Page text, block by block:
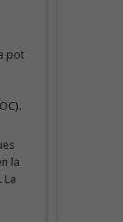
pot
la
La